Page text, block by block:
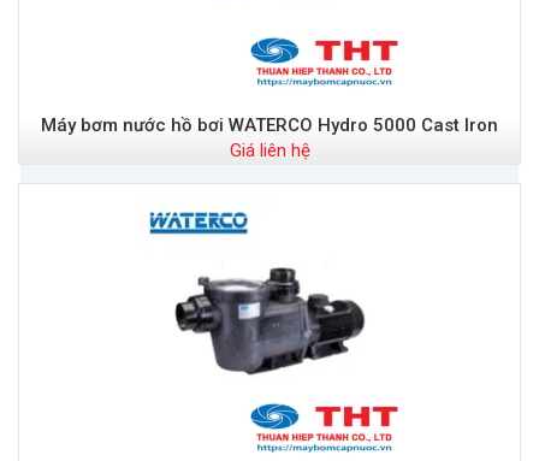
Máy bơm nước hồ bơi WATERCO Hydro 5000 Cast Iron
Giá liên hệ